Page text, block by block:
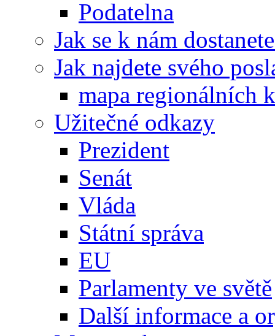
Podatelna
Jak se k nám
Jak najdete svého
mapa regionálních
Užitečné odkazy
Prezident
Senát
Vláda
Státní správa
EU
Parlamenty ve světě
Další informace a